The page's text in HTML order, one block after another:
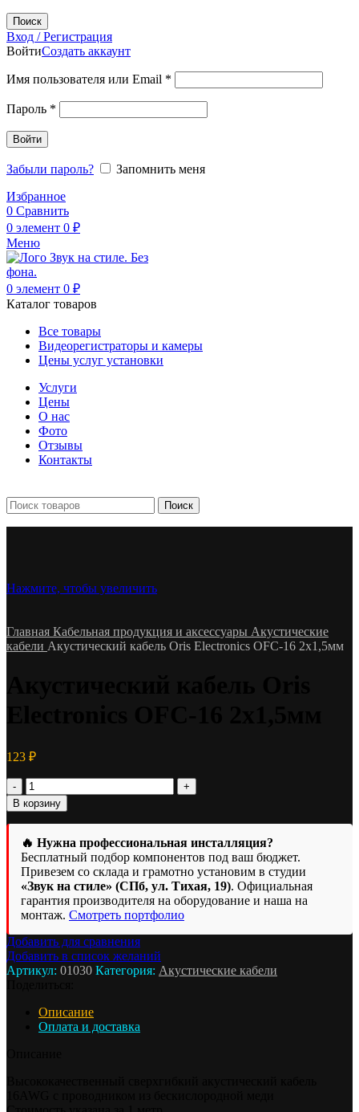
Поиск
Вход / Регистрация
ВойтиСоздать аккаунт
Имя пользователя или Email *
Пароль *
Войти
Забыли пароль?
Запомнить меня
Избранное
0 Сравнить
0 элемент 0 ₽
Меню
0 элемент 0 ₽
Каталог товаров
Все товары
Видеорегистраторы и камеры
Цены услуг установки
Услуги
Цены
О нас
Фото
Отзывы
Контакты
Поиск
Нажмите, чтобы увеличить
Главная Кабельная продукция и аксессуары Акустические
кабели Акустический кабель Oris Electronics OFC-16 2х1,5мм
123 ₽
Количество
товара
Акустический
кабель
Oris
Electronics
OFC-
16
2х1,5мм
В корзину
🔥 Нужна профессиональная инсталляция?
Бесплатный подбор компонентов под ваш бюджет.
Привезем со склада и грамотно установим в студии
«Звук на стиле» (СПб, ул. Тихая, 19). Официальная
гарантия производителя на оборудование и наша на
монтаж. Смотреть портфолио
Добавить для сравнения
Добавить в список желаний
Артикул: 01030 Категория: Акустические кабели
Описание
Оплата и доставка